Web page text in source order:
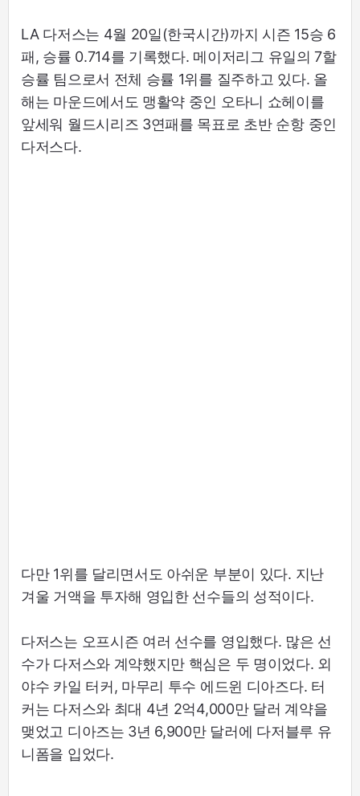
LA 다저스는 4월 20일(한국시간)까지 시즌 15승 6
패, 승률 0.714를 기록했다. 메이저리그 유일의 7할
승률 팀으로서 전체 승률 1위를 질주하고 있다. 올
해는 마운드에서도 맹활약 중인 오타니 쇼헤이를
앞세워 월드시리즈 3연패를 목표로 초반 순항 중인
다저스다.
다만 1위를 달리면서도 아쉬운 부분이 있다. 지난
겨울 거액을 투자해 영입한 선수들의 성적이다.
다저스는 오프시즌 여러 선수를 영입했다. 많은 선
수가 다저스와 계약했지만 핵심은 두 명이었다. 외
야수 카일 터커, 마무리 투수 에드윈 디아즈다. 터
커는 다저스와 최대 4년 2억4,000만 달러 계약을
맺었고 디아즈는 3년 6,900만 달러에 다저블루 유
니폼을 입었다.